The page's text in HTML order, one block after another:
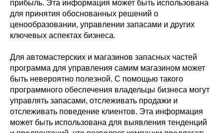
прибыль. Эта информация может быть использована
для принятия обоснованных решений о
ценообразовании, управлении запасами и других
ключевых аспектах бизнеса.
Для автомастерских и магазинов запасных частей
программа для управления самим магазином может
быть невероятно полезной. С помощью такого
программного обеспечения владельцы бизнеса могут
управлять запасами, отслеживать продажи и
отслеживать поведение клиентов. Эта информация
может быть использована для выявления тенденций